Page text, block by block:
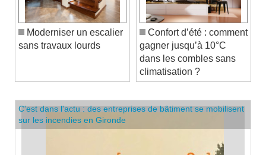
Moderniser un escalier
Confort d’été : comment
gagner jusqu’à 10°C
dans les combles sans
climatisation ?
C'est dans l'actu : des entreprises de bâtiment se mobilisent
sur les incendies en Gironde